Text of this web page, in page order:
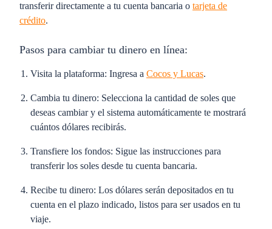
transferir directamente a tu cuenta bancaria o tarjeta de
crédito.
Pasos para cambiar tu dinero en línea:
Visita la plataforma: Ingresa a Cocos y Lucas.
Cambia tu dinero: Selecciona la cantidad de soles que
deseas cambiar y el sistema automáticamente te mostrará
cuántos dólares recibirás.
Transfiere los fondos: Sigue las instrucciones para
transferir los soles desde tu cuenta bancaria.
Recibe tu dinero: Los dólares serán depositados en tu
cuenta en el plazo indicado, listos para ser usados en tu
viaje.